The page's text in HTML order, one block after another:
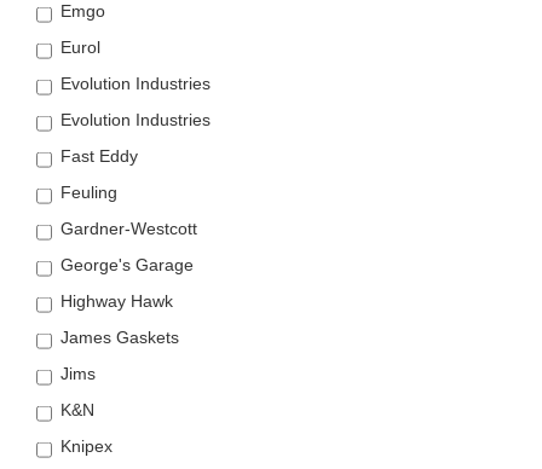
Emgo
Eurol
Evolution Industries
Evolution Industries
Fast Eddy
Feuling
Gardner-Westcott
George's Garage
Highway Hawk
James Gaskets
Jims
K&N
Knipex